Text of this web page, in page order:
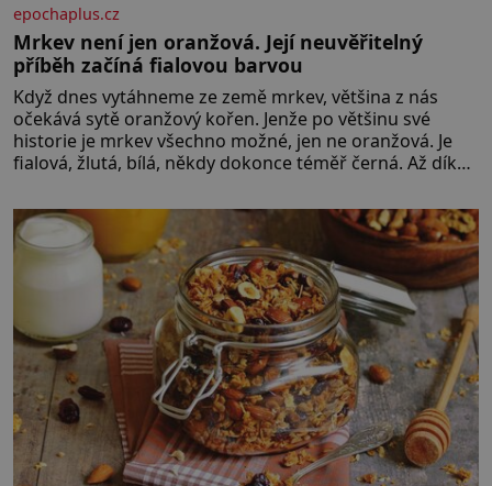
epochaplus.cz
Mrkev není jen oranžová. Její neuvěřitelný
příběh začíná fialovou barvou
Když dnes vytáhneme ze země mrkev, většina z nás
očekává sytě oranžový kořen. Jenže po většinu své
historie je mrkev všechno možné, jen ne oranžová. Je
fialová, žlutá, bílá, někdy dokonce téměř černá. Až díky
bez které si českou zahradu ani nedokážeme
představit. Její příběh je